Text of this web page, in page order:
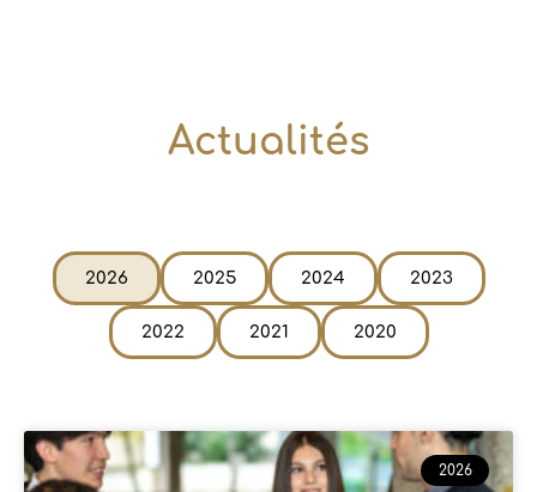
Actualités
2026 2025 2024 2023
2022 2021 2020
2026